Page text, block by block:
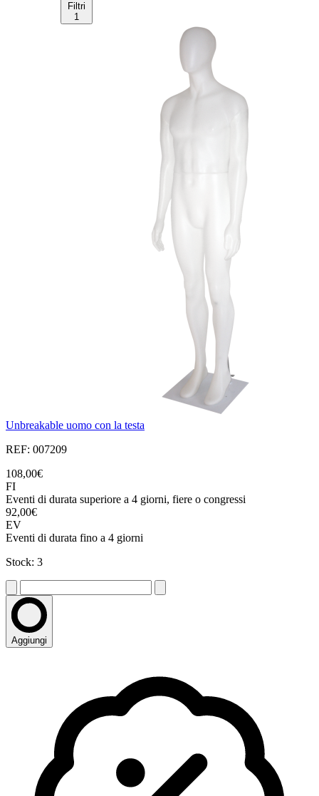
Filtri
1
Unbreakable uomo con la testa
REF: 007209
108,00€
FI
Eventi di durata superiore a 4 giorni, fiere o congressi
92,00€
EV
Eventi di durata fino a 4 giorni
Stock: 3
Aggiungi